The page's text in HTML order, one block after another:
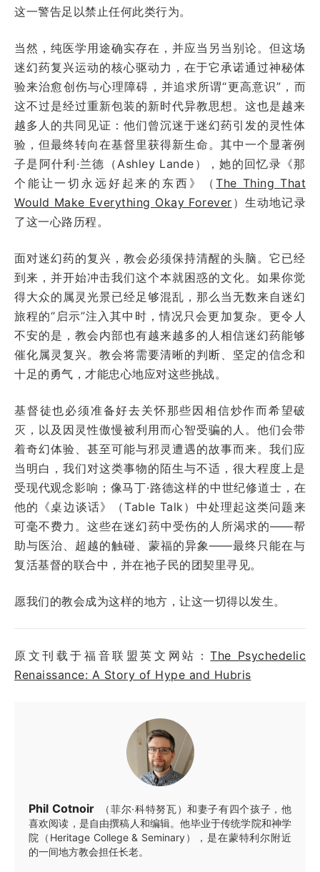
这一警告足以禁止任何此类行为。
当然，纯医学用途确实存在，并应当另当别论。但这场
迷幻药复兴运动的核心驱动力，在于它承诺通过神秘体
验来治愈创伤与心理障碍，并追求所谓“更高意识”，而
这不过是经过重新包装的新时代异教思想。这也是越来
越多人的共同见证：他们曾沉迷于迷幻药引发的灵性体
验，但最终转向在基督里获得新生命。其中一个显著例
子是阿什利·兰德（Ashley Lande），她的回忆录《那
个能让一切永远好起来的东西》（The Thing That
Would Make Everything Okay Forever ）生动地记录
了这一心路历程。
面对迷幻药的复兴，教会必须保持清醒的头脑。它已经
到来，并开始冲击我们这个本就困惑的文化。如果你觉
得大众的属灵光景已经足够混乱，那么当无数来自迷幻
旅程的“启示”注入其中时，情况只会更加复杂。更令人
不安的是，教会内部也有越来越多的人相信迷幻药能够
催化属灵复兴。教会将需要清晰的判断、坚定的信念和
十足的勇气，才能忠心地应对这些挑战。
基督徒也必须准备好去关怀那些因相信炒作而希望破
灭，以及因灵性傲慢被利用而心智受骗的人。他们会带
着奇幻体验、甚至可能与邪灵遭遇的故事而来。我们应
当明白，我们对这类事物的陌生与不适，很大程度上是
受现代观念影响；像马丁·路德这样的中世纪修道士，在
他的《桌边谈话》（Table Talk）中处理起这类问题来
可毫不费力。这些在迷幻药中受伤的人所渴求的——帮
助与医治、超越的触碰、蒙福的异象——最终只能在与
复活基督的联合中，并在祂子民的团契里寻见。
愿我们的教会成为这样的地方，让这一切得以发生。
原文刊载于福音联盟英文网站：The Psychedelic
Renaissance: A Story of Hype and Hubris
Phil Cotnoir
（菲尔·科特努瓦）和妻子有四个孩子，他
喜欢阅读，是自由撰稿人和编辑。他毕业于传统学院和神学
院（Heritage College & Seminary），是在蒙特利尔附近
的一间地方教会担任长老。